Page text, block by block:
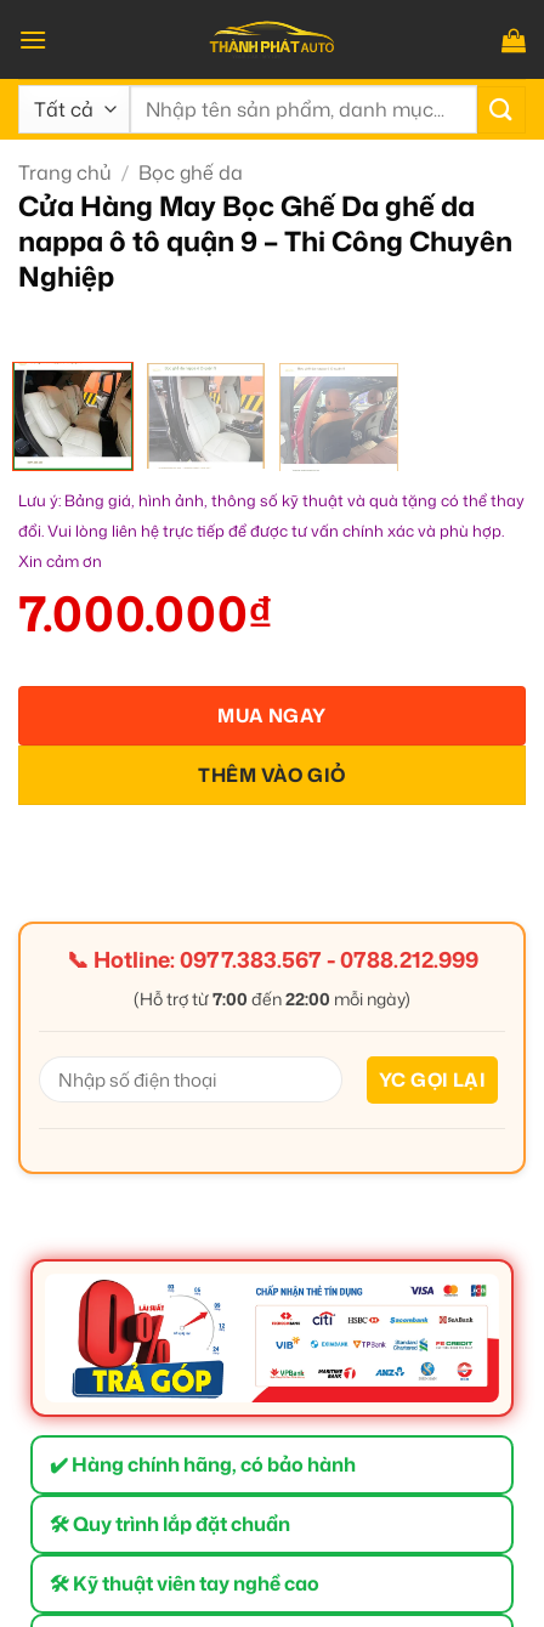
qua
nội
dung
Tìm
Trang chủ / Bọc ghế da
Cửa Hàng May Bọc Ghế Da ghế da
nappa ô tô quận 9 – Thi Công Chuyên
Nghiệp
Lưu ý: Bảng giá, hình ảnh, thông số kỹ thuật và quà tặng có thể thay
đổi. Vui lòng liên hệ trực tiếp để được tư vấn chính xác và phù hợp.
Xin cảm ơn
7.000.000₫
THÊM VÀO GIỎ
MUA NGAY
📞 Hotline:0977.383.567-0788.212.999
(Hỗ trợ từ7:00 đến22:00 mỗi ngày)
✔️ Hàng chính hãng, có bảo hành
🛠 Quy trình lắp đặt chuẩn
🛠 Kỹ thuật viên tay nghề cao